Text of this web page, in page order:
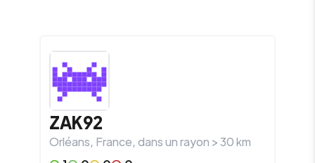
ZAK92
Orléans, France, dans un rayon >30km